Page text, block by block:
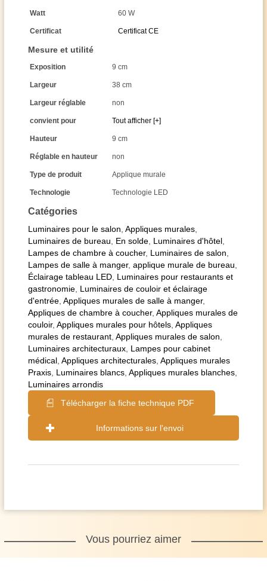
Catégories
Luminaires pour le salon Appliques murales
Luminaires de bureau
En solde Luminaires d'hôtel
Lampes de chambre à coucher, Luminaires de salon
Lampes de salle à manger, applique murale de bureau
Éclairage tableau LED Luminaires pour restaurants et
gastronomie Luminaires de couloir et éclairage
d'entrée Appliques murales de salle à manger,
Appliques de chambre à coucher, Appliques murales de
couloir, Appliques murales pour hôtels Appliques
murales de restaurant Appliques murales de salon
Luminaires architecturaux Lampes pour cabinet
médical Appliques architecturales Appliques murales
Praxis Luminaires blancs Appliques murales blanches
Luminaires arrondis
Télécharger la fiche technique PDF
Informations sur l'envoi
Watt 60 W
Certificat Certificat CE
Mesure et utilité
Exposition 9 cm
Largeur 38 cm
Largeur réglable non
convient pour Tout afficher [+]
Hauteur 9 cm
Réglable en hauteur non
Type de produit Applique murale
Technologie Technologie LED
Vous pourriez aimer